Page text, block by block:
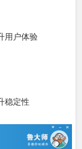
用户体验
稳定性